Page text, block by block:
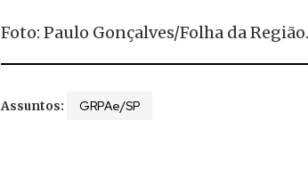
Foto: Paulo Gonçalves/Folha da Região.
Assuntos: GRPAe/SP